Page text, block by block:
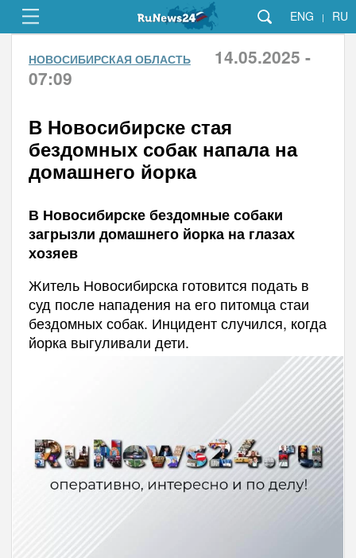
ENG | RU
НОВОСИБИРСКАЯ ОБЛАСТЬ
14.05.2025 -
07:09
В Новосибирске стая
бездомных собак напала на
домашнего йорка
В Новосибирске бездомные собаки
загрызли домашнего йорка на глазах
хозяев
Житель Новосибирска готовится подать в
суд после нападения на его питомца стаи
бездомных собак. Инцидент случился, когда
йорка выгуливали дети.